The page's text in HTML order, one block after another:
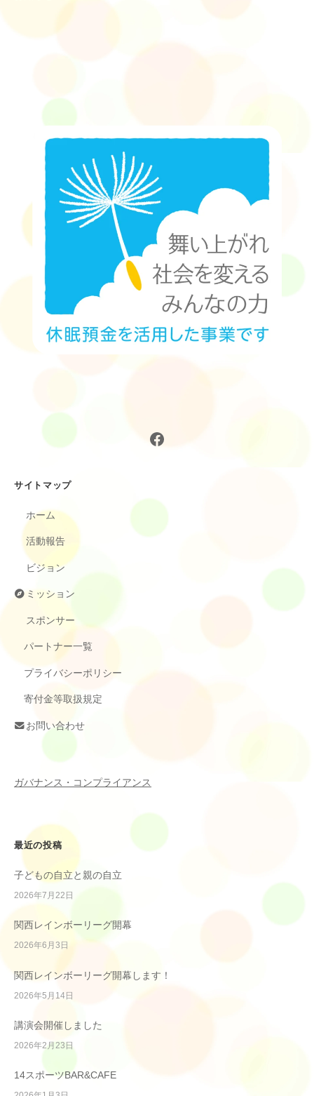
Facebook
サイトマップ
ホーム
活動報告
ビジョン
ミッション
スポンサー
パートナー一覧
プライバシーポリシー
寄付金等取扱規定
お問い合わせ
ガバナンス・コンプライアンス
最近の投稿
子どもの自立と親の自立
2026年7月22日
関西レインボーリーグ開幕
2026年6月3日
関西レインボーリーグ開幕します！
2026年5月14日
講演会開催しました
2026年2月23日
14スポーツBAR&CAFE